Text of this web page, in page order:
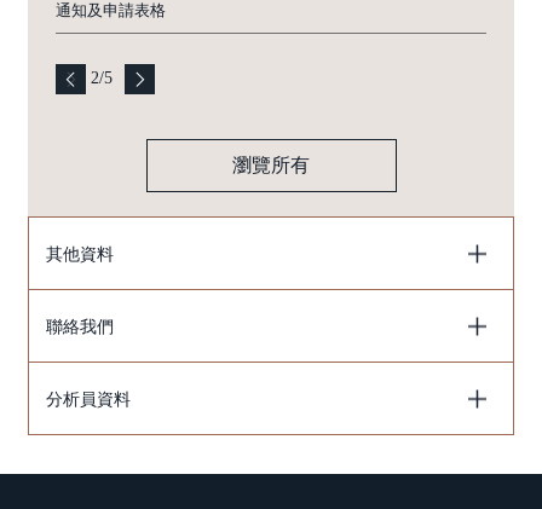
通知及申請表格
2/5
瀏覽所有
其他資料
聯絡我們
分析員資料